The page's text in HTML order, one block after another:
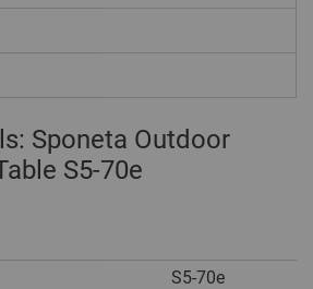
Sponeta Outdoor
S5-70e
S5-70e